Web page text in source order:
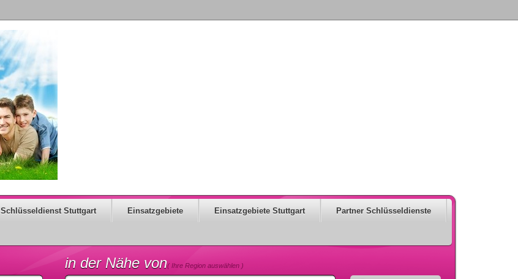
Schlüsseldienst Stuttgart Einsatzgebiete Einsatzgebiete Stuttgart Partner Schlüsseldienste
in der Nähe von( Ihre Region auswählen )